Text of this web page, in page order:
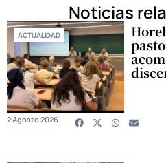
Noticias
ACTUALIDAD
2 Agosto 2026